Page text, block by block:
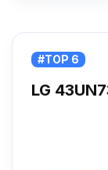
#TOP 6
LG